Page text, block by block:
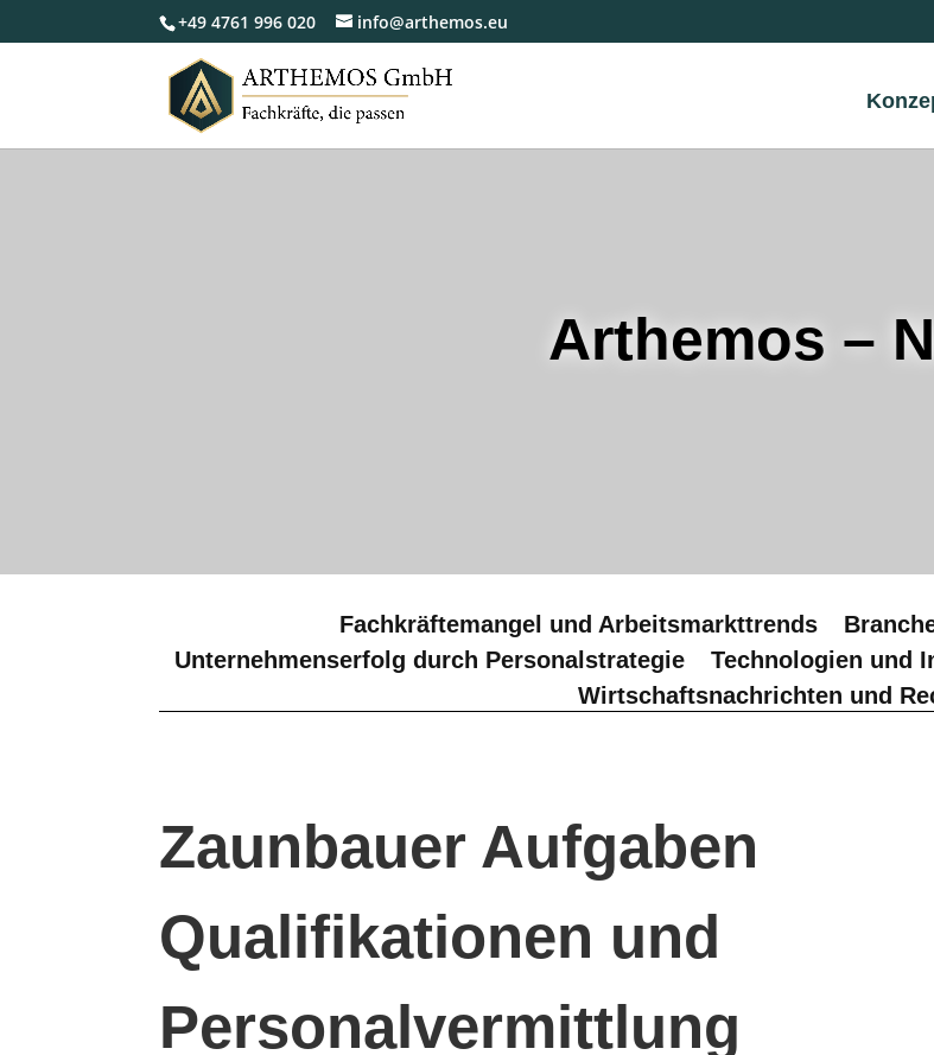
+49 4761 996 020 info@arthemos.eu
Arthemos –
Fachkräftemangel und Arbeitsmarkttrends
Unternehmenserfolg durch Personalstrategie
Technologien und
Wirtschaftsnachrichten und
Zaunbauer Aufgaben
Qualifikationen und
Personalvermittlung